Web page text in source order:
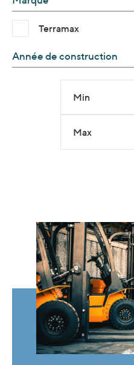
Terramax
Année de construction
Min
Max